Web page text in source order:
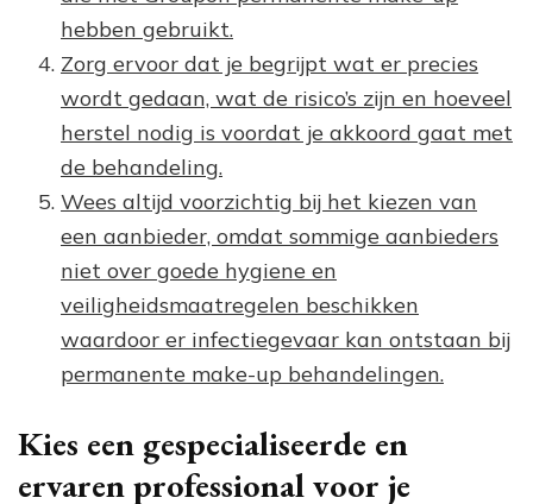
hebben gebruikt.
Zorg ervoor dat je begrijpt wat er precies
wordt gedaan, wat de risico’s zijn en hoeveel
herstel nodig is voordat je akkoord gaat met
de behandeling.
Wees altijd voorzichtig bij het kiezen van
een aanbieder, omdat sommige aanbieders
niet over goede hygiene en
veiligheidsmaatregelen beschikken
waardoor er infectiegevaar kan ontstaan bij
permanente make-up behandelingen.
Kies een gespecialiseerde en
ervaren professional voor je